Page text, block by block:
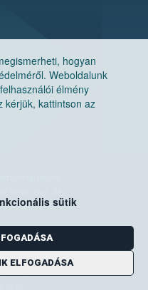
hogyan
Weboldalunk
élmény
kérjük, kattintson az
sütik
ELFOGADÁSA
Hivatal
Pf. 30.
263-244
9000